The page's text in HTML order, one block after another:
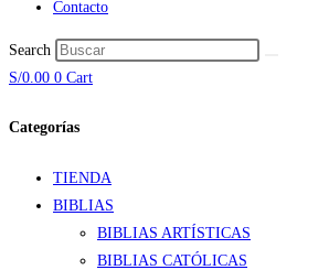
Contacto
Search
S/0.00 0 Cart
Categorías
TIENDA
BIBLIAS
BIBLIAS ARTÍSTICAS
BIBLIAS CATÓLICAS